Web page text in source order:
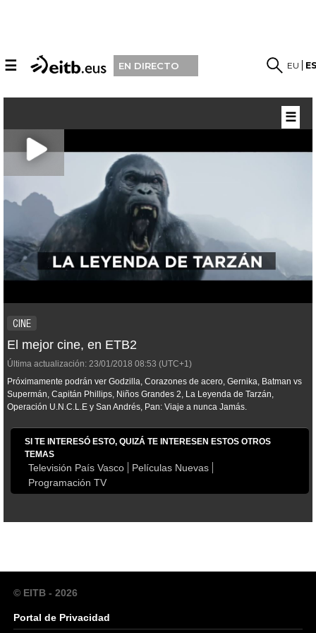
☰ EN DIRECTO EU
CINE
El mejor cine, en ETB2
Última actualización: 23/01/2018 08:53 (UTC+1)
Próximamente podrán ver Godzilla, Corazones de acero, Gernika, Batman vs
Supermán, Capitán Phillips, Niños Grandes 2, La Leyenda de Tarzán,
Operación U.N.C.L.E y San Andrés, Pan: Viaje a nunca Jamás.
SI TE INTERESÓ ESTO, QUIZÁ TE INTERESEN ESTOS OTROS
TEMAS
Televisión País Vasco
Películas Nuevas
Programación TV
☰
© EITB - 2026
Portal de Privacidad